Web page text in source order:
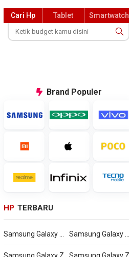
Cari Hp Tablet Smartwatch
Brand Populer
HP TERBARU